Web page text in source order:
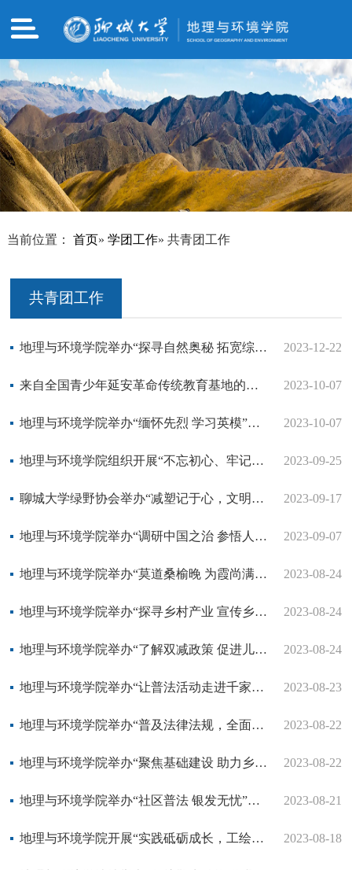
当前位置： 首页» 学团工作» 共青团工作
共青团工作
地理与环境学院举办“探寻自然奥秘 拓宽综合视野”参观学习活动 2023-12-22
来自全国青少年延安革命传统教育基地的社会实践感谢信 2023-10-07
地理与环境学院举办“缅怀先烈 学习英模”座谈会 2023-10-07
地理与环境学院组织开展“不忘初心、牢记使命”开学第一课主题团日活动 2023-09-25
聊城大学绿野协会举办“减塑记于心，文明践于行”餐厅减塑志愿活动 2023-09-17
地理与环境学院举办“调研中国之治 参悟人生经验”社会实践活动 2023-09-07
地理与环境学院举办“莫道桑榆晚 为霞尚满天”社会实践活动 2023-08-24
地理与环境学院举办“探寻乡村产业 宣传乡村振兴”社会实践活动 2023-08-24
地理与环境学院举办“了解双减政策 促进儿童成长”活动 2023-08-24
地理与环境学院举办“让普法活动走进千家万户”社会实践活动 2023-08-23
地理与环境学院举办“普及法律法规，全面依法治国”社会实践活动 2023-08-22
地理与环境学院举办“聚焦基础建设 助力乡村振兴”社会实践活动 2023-08-22
地理与环境学院举办“社区普法 银发无忧”活动 2023-08-21
地理与环境学院开展“实践砥砺成长，工绘信义本色”社会实践活动 2023-08-18